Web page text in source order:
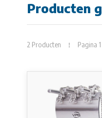
Producten
2 Producten Pagina